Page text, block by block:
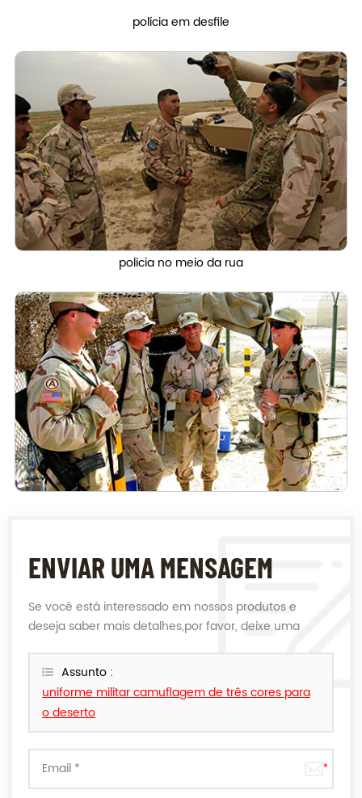
polícia em desfile
policia no meio da rua
ENVIAR UMA MENSAGEM
Se você está interessado em nossos produtos e
deseja saber mais detalhes,por favor, deixe uma
possível.Assunto :
uniforme militar camuflagem de três cores para
o deserto